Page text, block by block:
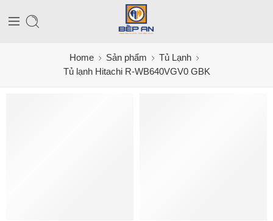
Home Sản phẩm
Tủ Lạnh
Tủ lạnh Hitachi R-WB640VGV0 GBK